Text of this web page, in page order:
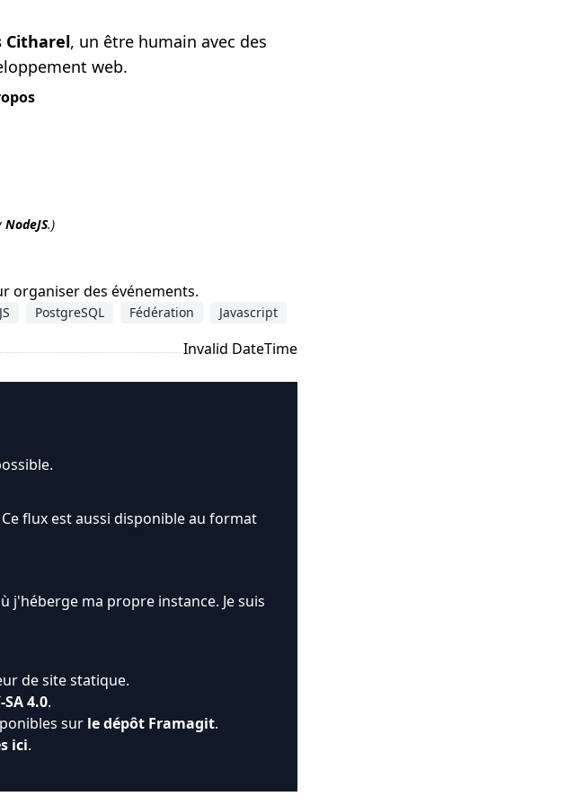
Citharel, un être humain avec des
web.
NodeJS.)
organiser des événements.
PostgreSQL Fédération Javascript
Invalid DateTime
flux est aussi disponible au format
j'héberge ma propre instance. Je suis
de site statique.
SA 4.0.
sur le dépôt Framagit.
ici.